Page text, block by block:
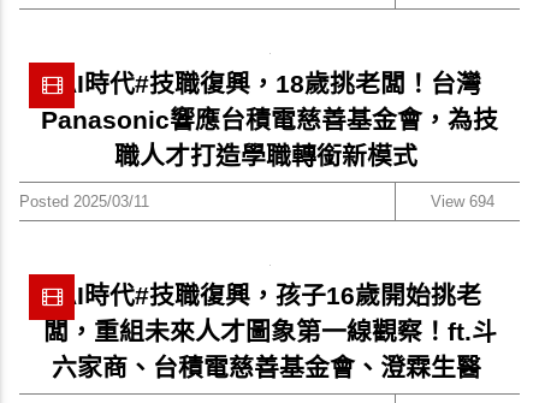
AI時代#技職復興，18歲挑老闆！台灣
Panasonic響應台積電慈善基金會，為技
職人才打造學職轉銜新模式
Posted 2025/03/11 View 694
AI時代#技職復興，孩子16歲開始挑老
闆，重組未來人才圖象第一線觀察！ft.斗
六家商、台積電慈善基金會、澄霖生醫